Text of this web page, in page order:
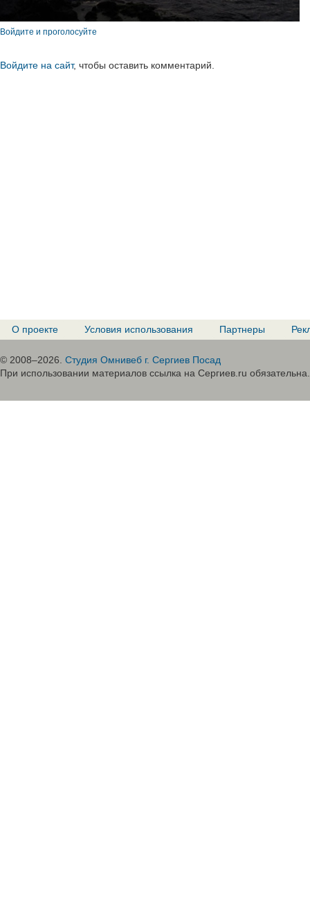
Войдите и проголосуйте
Войдите на сайт, чтобы оставить комментарий.
О проекте Условия использования Партнеры
© 2008–2026. Студия Омнивеб г. Сергиев Посад
При использовании материалов ссылка на Сергиев.ru обязательна.